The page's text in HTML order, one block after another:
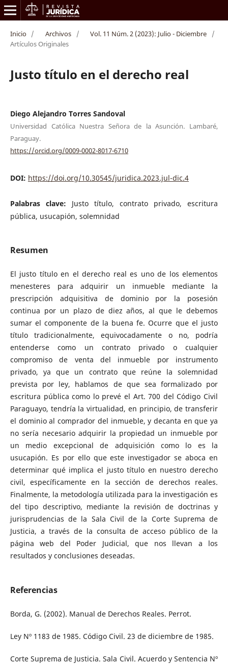
Inicio / Archivos / Vol. 11 Núm. 2 (2023): Julio - Diciembre
/
Artículos Originales
Justo título en el derecho real
Diego Alejandro Torres Sandoval
Universidad Católica Nuestra Señora de la Asunción. Lambaré,
Paraguay.
https://orcid.org/0009-0002-8017-6710
DOI: https://doi.org/10.30545/juridica.2023.jul-dic.4
Palabras clave: Justo título, contrato privado, escritura
pública, usucapión, solemnidad
Resumen
El justo título en el derecho real es uno de los elementos
menesteres para adquirir un inmueble mediante la
prescripción adquisitiva de dominio por la posesión
continua por un plazo de diez años, al que le debemos
sumar el componente de la buena fe. Ocurre que el justo
título tradicionalmente, equivocadamente o no, podría
entenderse como un contrato privado o cualquier
compromiso de venta del inmueble por instrumento
privado, ya que un contrato que reúne la solemnidad
prevista por ley, hablamos de que sea formalizado por
escritura pública como lo prevé el Art. 700 del Código Civil
Paraguayo, tendría la virtualidad, en principio, de transferir
el dominio al comprador del inmueble, y decanta en que ya
no sería necesario adquirir la propiedad un inmueble por
un medio excepcional de adquisición como lo es la
usucapión. Es por ello que este investigador se aboca en
determinar qué implica el justo título en nuestro derecho
civil, específicamente en la sección de derechos reales.
Finalmente, la metodología utilizada para la investigación es
del tipo descriptivo, mediante la revisión de doctrinas y
jurisprudencias de la Sala Civil de la Corte Suprema de
Justicia, a través de la consulta de acceso público de la
página web del Poder Judicial, que nos llevan a los
resultados y conclusiones deseadas.
Referencias
Borda, G. (2002). Manual de Derechos Reales. Perrot.
Ley Nº 1183 de 1985. Código Civil. 23 de diciembre de 1985.
Corte Suprema de Justicia. Sala Civil. Acuerdo y Sentencia Nº